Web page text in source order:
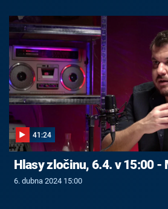
41:24
Hlasy zločinu, 6.4. v 15:00 -
6. dubna 2024 15:00